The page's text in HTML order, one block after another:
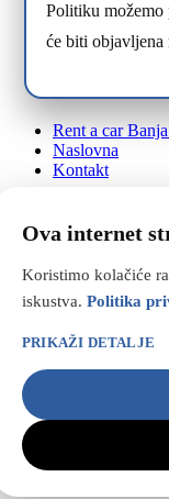
Politiku možemo
će biti objavljena
Rent a car
Naslovna
Kontakt
Laktaši
Banja Luka
© Copyright 2024 |
Ova internet
Koristimo kolačiće
iskustva. Politika
PRIKAŽI DETALJE